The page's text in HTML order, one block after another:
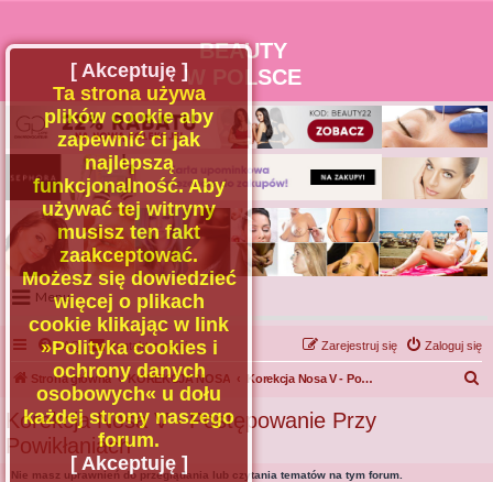
BEAUTY
W POLSCE
Menu
Portal
Facebook
Regulamin
Zapytaj administratora
Kontakt
FAQ Kontakt z nami Zaloguj się
Zarejestruj się
Strona główna KOREKCJA NOSA Korekcja Nosa V - Postępowanie Przy Powikłaniach
Korekcja Nosa V - Postępowanie Przy
Powikłaniach
Nie masz uprawnień do przeglądania lub czytania tematów na tym forum.
[ Akceptuję ]
Ta strona używa
plików cookie aby
zapewnić ci jak
najlepszą
funkcjonalność. Aby
używać tej witryny
musisz ten fakt
zaakceptować.
Możesz się dowiedzieć
więcej o plikach
cookie klikając w link
»Polityka cookies i
ochrony danych
osobowych« u dołu
każdej strony naszego
forum.
[ Akceptuję ]